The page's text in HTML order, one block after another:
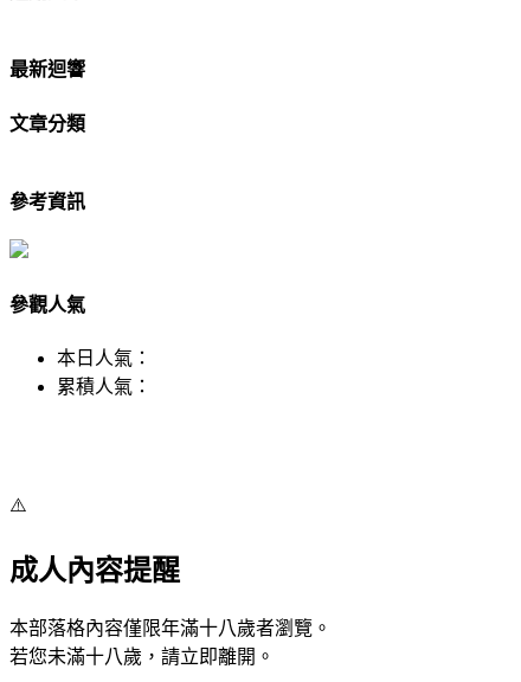
最新迴響
文章分類
參考資訊
參觀人氣
本日人氣：
累積人氣：
⚠️
成人內容提醒
本部落格內容僅限年滿十八歲者瀏覽。
若您未滿十八歲，請立即離開。